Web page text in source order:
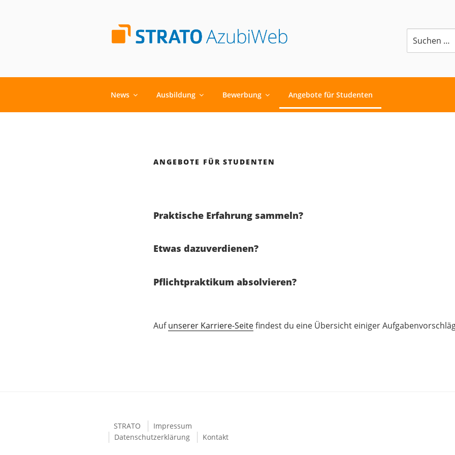
nach:
News Ausbildung Bewerbung Angebote für Studenten
ANGEBOTE FÜR STUDENTEN
Praktische Erfahrung sammeln?
Etwas dazuverdienen?
Pflichtpraktikum absolvieren?
Aufunserer Karriere-Seitefindest du eine Übersicht einiger
STRATO
Impressum
Datenschutzerklärung
Kontakt